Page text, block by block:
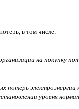
в том числе:
на покупку
потерь
уровня